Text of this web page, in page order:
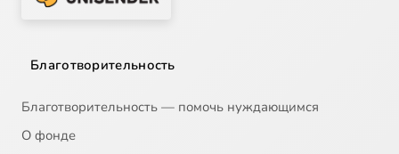
Благотворительность
Благотворительность — помочь нуждающимся
О фонде